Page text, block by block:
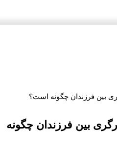
فرزندان چگونه است؟
بین فرزندان چگونه